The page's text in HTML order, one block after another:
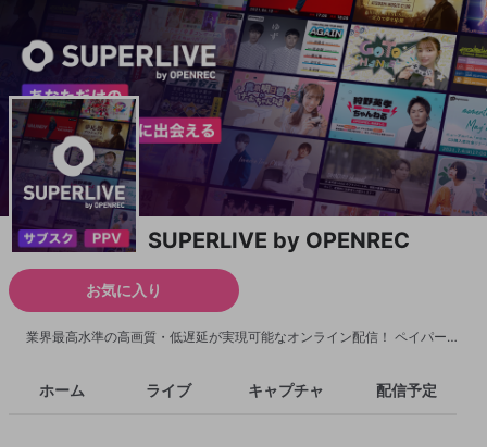
SUPERLIVE by OPENREC
お気に入り
業界最高水準の高画質・低遅延が実現可能なオンライン配信！ ペイパービューやサブスクチャンネルで新たなオンラインエンターテインメントを！
ホーム ライブ キャプチャ 配信予定